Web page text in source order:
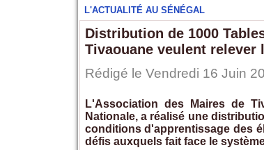
L'ACTUALITÉ AU SÉNÉGAL
Distribution de 1000
Tivaouane veulent relever
Rédigé le Vendredi 16 Juin
L'Association des Maires de
Nationale, a réalisé une
conditions d'apprentissage des
défis auxquels fait face le